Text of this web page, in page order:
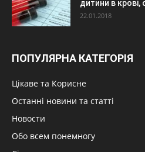
дитини в крові,
22.01.2018
ПОПУЛЯРНА КАТЕГОРІЯ
Цікаве та Корисне
Останні новини та статті
Новости
Обо всем понемногу